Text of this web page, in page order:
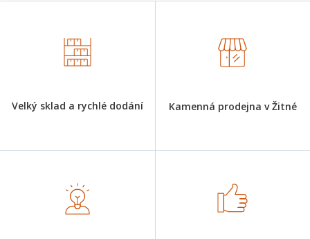
Velký sklad a rychlé dodání Kamenná prodejna v Žitné